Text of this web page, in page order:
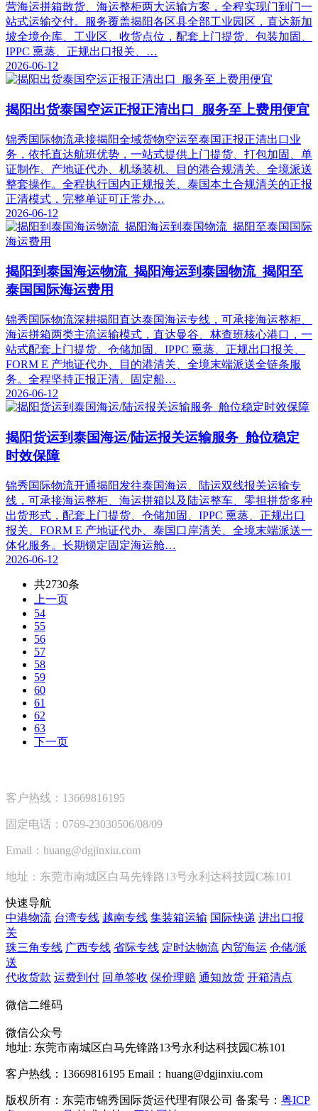
营海运拼箱散货、海运整柜两大运输方案，全程实现门到门一
站式运输交付。服务覆盖揭阳各区县全部工业园区，直达新加
坡全境仓库、工业区、收货点位，配套上门提货、包装加固、
IPPC 熏蒸、正规出口报关、…
2026-06-12
揭阳出货泰国空运正报正清出口_服务至上费用便宜
锦秀国际物流承接揭阳全域货物空运至泰国正报正清出口业
务，依托直达航班优势，一站式提供上门提货、打包加固、单
证制作、产地证代办、机场装机、目的港合规清关、全境派送
整套操作。全程执行国内正规报关、泰国本土合规清关的正报
正清模式，完整单证可正常办…
2026-06-12
揭阳到泰国海运物流_揭阳海运到泰国物流_揭阳至
泰国国际海运费用
锦秀国际物流深耕揭阳直达泰国海运专线，可承接海运整柜、
海运拼箱两类主流运输模式，直达曼谷、林查班核心港口，一
站式配套上门提货、仓储加固、IPPC 熏蒸、正规出口报关、
FORM E 产地证代办、目的港清关、全境末端派送全链条服
务。全程坚持正报正清、固定船…
2026-06-12
揭阳货运到泰国海运/陆运报关运输服务_舱位稳定
时效保障
锦秀国际物流开通揭阳发往泰国海运、陆运双线报关运输专
线，可承接海运整柜、海运拼箱以及陆运整车、零担拼货多种
出货形式，配套上门提货、仓储加固、IPPC 熏蒸、正规出口
报关、FORM E 产地证代办、泰国口岸清关、全境末端派送一
体化服务。长期锁定固定海运舱…
2026-06-12
共2730条
上一页
54
55
56
57
58
59
60
61
62
63
下一页
客户热线：13669816195
固定电话：0769-23030506/08/09
Email：huang@dgjinxiu.com
地址：东莞市南城区白马先锋路13号永利达科技园C栋101
快速导航
中港物流 台湾专线 越南专线 集装箱运输 国际快递 进出口报
关
珠三角专线 广西专线 省际专线 定时达物流 内贸海运 仓储/派
送
代收货款 运费到付 回单签收 保价理赔 通知放货 开箱清点
微信二维码
微信公众号
地址: 东莞市南城区白马先锋路13号永利达科技园C栋101
客户热线：13669816195 Email：huang@dgjinxiu.com
版权所有：东莞市锦秀国际货运代理有限公司 备案号： 粤ICP